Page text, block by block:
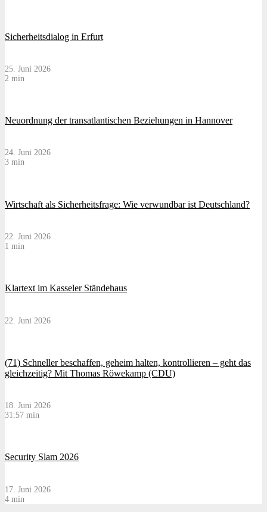
Sicherheitsdialog in Erfurt
25. Juni 2026
2 min
Neuordnung der transatlantischen Beziehungen in Hannover
24. Juni 2026
3 min
Wirtschaft als Sicherheitsfrage: Wie verwundbar ist Deutschland?
22. Juni 2026
1 min
Klartext im Kasseler Ständehaus
22. Juni 2026
(71) Schneller beschaffen, geheim halten, kontrollieren – geht das
gleichzeitig? Mit Thomas Röwekamp (CDU)
18. Juni 2026
31:57 min
Security Slam 2026
17. Juni 2026
4 min